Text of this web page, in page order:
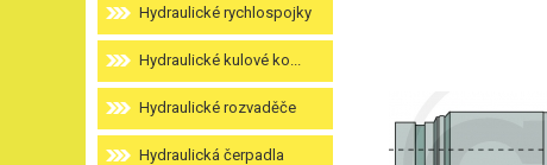
Hydraulické rychlospojky
Hydraulické kulové ko...
Hydraulické rozvaděče
Hydraulická čerpadla